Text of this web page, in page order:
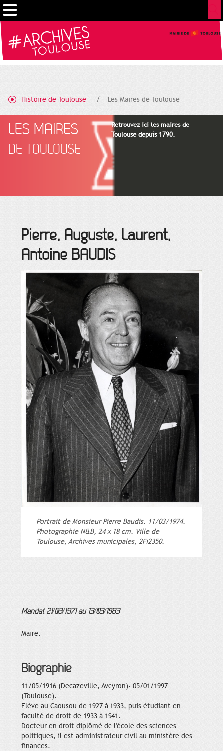
Histoire de Toulouse Les Maires de Toulouse
LES MAIRES
DE TOULOUSE
Retrouvez ici les maires de
Toulouse depuis 1790.
Pierre, Auguste, Laurent,
Antoine BAUDIS
Portrait de Monsieur Pierre Baudis. 11/03/1974.
Photographie N&B, 24 x 18 cm. Ville de
Toulouse, Archives municipales, 2Fi2350.
Mandat 21/03/1971 au 13/03/1983
Maire.
Biographie
11/05/1916 (Decazeville, Aveyron)- 05/01/1997
(Toulouse).
Elève au Caousou de 1927 à 1933, puis étudiant en
faculté de droit de 1933 à 1941.
Docteur en droit diplômé de l'école des sciences
politiques, il est administrateur civil au ministère des
finances.
Gestion de vos préférences sur les cookies